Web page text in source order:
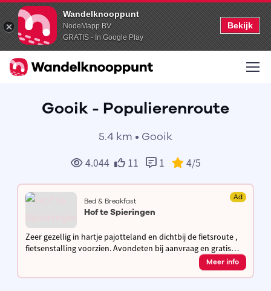
Wandelknooppunt
NodeMapp BV
GRATIS - In Google Play
Bekijk
Gooik - Populierenroute
5.4 km • Gooik
4.044 11 1 4/5
Bed & Breakfast Ad
Hof te Spieringen
Zeer gezellig in hartje pajotteland en dichtbij de fietsroute ,
fietsenstalling voorzien. Avondeten bij aanvraag en gratis
Meer info